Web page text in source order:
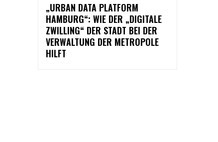
„URBAN DATA PLATFORM
HAMBURG“: WIE DER „DIGITALE
ZWILLING“ DER STADT BEI DER
VERWALTUNG DER METROPOLE
HILFT